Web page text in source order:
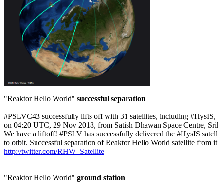
"Reaktor Hello World" successful separation
#PSLVC43 successfully lifts off with 31 satellites, including #HysIS,
on 04:20 UTC, 29 Nov 2018, from Satish Dhawan Space Centre,
We have a liftoff! #PSLV has successfully delivered the #HysIS
http://twitter.com/RHW_Satellite
"Reaktor Hello World" ground station